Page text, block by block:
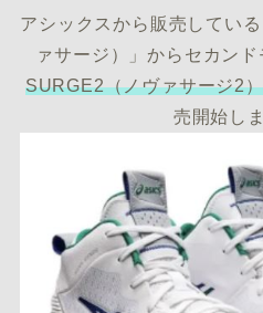
アシックスから販売してい
ァサージ）」からセカンド
SURGE2（ノヴァサージ2
売開始し